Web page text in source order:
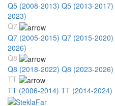
Q5 (2008-2013) Q5 (2013-2017)
2023)
Q7
Q7 (2005-2015) Q7 (2015-2020)
2026)
Q8
Q8 (2018-2022) Q8 (2023-2026)
TT
TT (2006-2014) TT (2014-2024)